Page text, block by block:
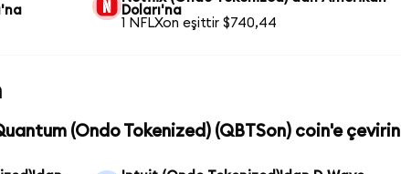
Doları'na
1 NFLXon eşittir $740,44
(Ondo Tokenized) (QBTSon) coin'e çevirin